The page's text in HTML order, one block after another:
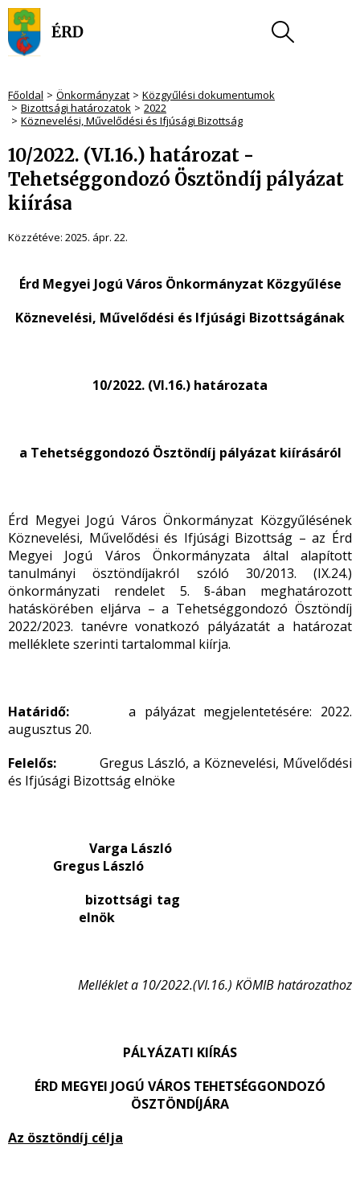
Főoldal Önkormányzat
Közgyűlési dokumentumok
Bizottsági határozatok
2022
Köznevelési, Művelődési és Ifjúsági Bizottság
10/2022. (VI.16.) határozat -
Tehetséggondozó Ösztöndíj pályázat
kiírása
Közzétéve: 2025. ápr. 22.
Érd Megyei Jogú Város Önkormányzat Közgyűlése
Köznevelési, Művelődési és Ifjúsági Bizottságának
10/2022. (VI.16.) határozata
a Tehetséggondozó Ösztöndíj pályázat kiírásáról
Érd Megyei Jogú Város Önkormányzat Közgyűlésének
Köznevelési, Művelődési és Ifjúsági Bizottság – az Érd
Megyei Jogú Város Önkormányzata által alapított
tanulmányi ösztöndíjakról szóló 30/2013. (IX.24.)
önkormányzati rendelet 5. §-ában meghatározott
hatáskörében eljárva – a Tehetséggondozó Ösztöndíj
2022/2023. tanévre vonatkozó pályázatát a határozat
melléklete szerinti tartalommal kiírja.
Határidő:a pályázat megjelentetésére: 2022.
augusztus 20.
Felelős: Gregus László, a Köznevelési, Művelődési
és Ifjúsági Bizottság elnöke
Varga László
Gregus László
bizottsági tag
elnök
Melléklet a 10/2022.(VI.16.) KÖMIB határozathoz
PÁLYÁZATI KIÍRÁS
ÉRD MEGYEI JOGÚ VÁROS TEHETSÉGGONDOZÓ
ÖSZTÖNDÍJÁRA
Az ösztöndíj célja